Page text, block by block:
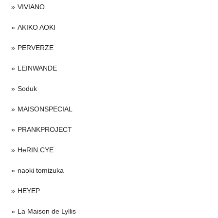
VIVIANO
AKIKO AOKI
PERVERZE
LEINWANDE
Soduk
MAISONSPECIAL
PRANKPROJECT
HeRIN.CYE
naoki tomizuka
HEYEP
La Maison de Lyllis